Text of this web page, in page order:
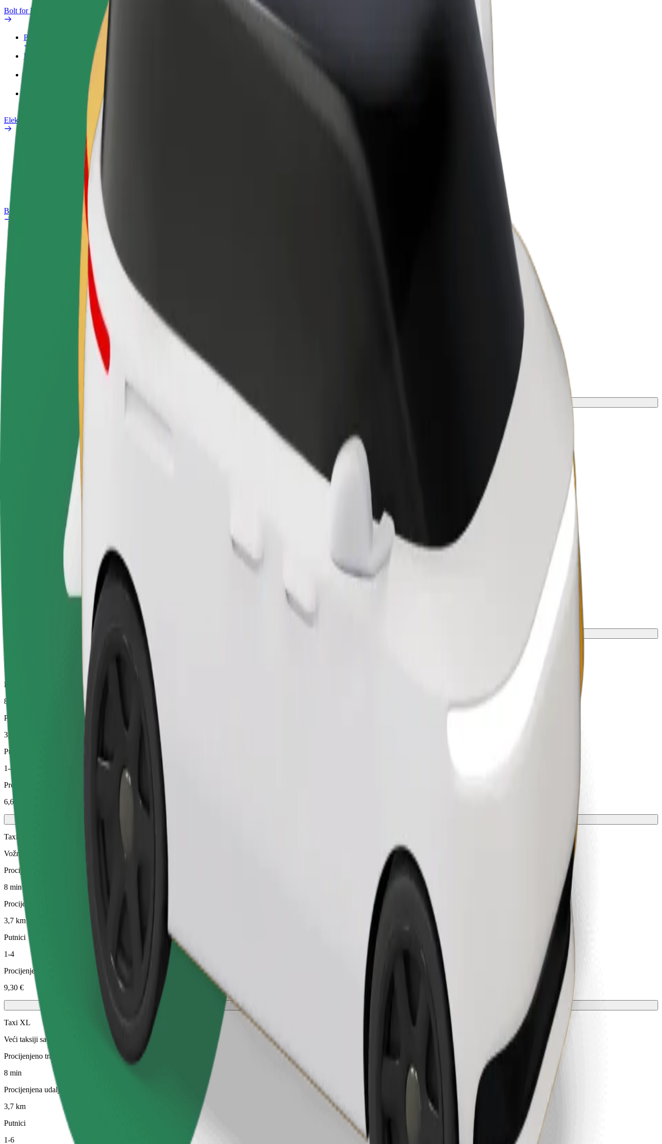
Bolt for Business
Pogodnosti
Poslovni profil
Bolt Food za poslovne korisnike
Električni bicikli
Sigurnosni laboratorij
Često postavljana pitanja
Bolt Plus
Često postavljana pitanja
Postani dostavljač
Dostavljaj hranu i primaj tjedne
isplate
Kako doći od Fórum Madeira do Savoy Palace
Tražiš najbolji način da stigneš od Fórum Madeira do Savoy Palace? Istraži naše usluge i pronađi savršenu za svoje putovanje.
Udobnost i praktičnost su nadohvat ruke!
Pouzdane vožnje u svakodnevnim automobilima srednje veličine.
Procijenjeno trajanje putovanja
Procijenjena udaljenost
Ugodne vožnje u električnim vozilima
Procijenjeno trajanje putovanja
8 min
Procijenjena udaljenost
3,7 km
Putnici
1-4
Procijenjena cijena
6,60 €
Taxi
Vožnja u lokalnim taksi vozilima
Procijenjeno trajanje putovanja
8 min
Procijenjena udaljenost
3,7 km
Putnici
1-4
Procijenjena cijena
9,30 €
Taxi XL
Veći taksiji sa šest sjedala
Procijenjeno trajanje putovanja
8 min
Procijenjena udaljenost
3,7 km
Putnici
1-6